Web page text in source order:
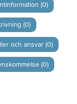
(0)
(0)
och ansvar (0)
(0)